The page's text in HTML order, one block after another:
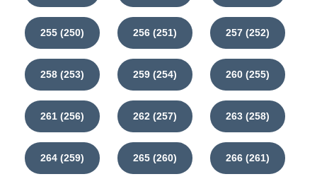
255 (250) 256 (251) 257 (252)
258 (253) 259 (254) 260 (255)
261 (256) 262 (257) 263 (258)
264 (259) 265 (260) 266 (261)